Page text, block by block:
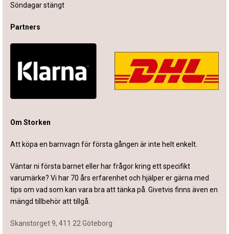
Söndagar stängt
Partners
Om Storken
Att köpa en barnvagn för första gången är inte helt enkelt.
Väntar ni första barnet eller har frågor kring ett specifikt
varumärke? Vi har 70 års erfarenhet och hjälper er gärna med
tips om vad som kan vara bra att tänka på. Givetvis finns även en
mängd tillbehör att tillgå.
Skanstorget 9, 411 22 Göteborg